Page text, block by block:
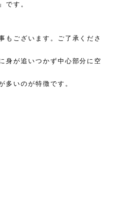
です。
もございます。ご了承くださ
が追いつかず中心部分に空
多いのが特徴です。